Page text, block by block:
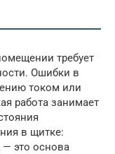
требует
Ошибки в
током или
работа занимает
в щитке:
это основа